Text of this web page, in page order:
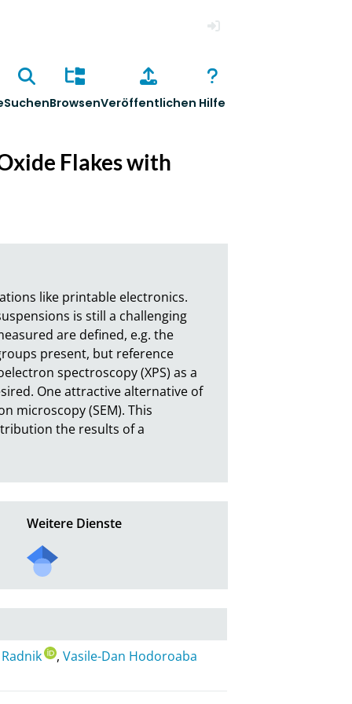
SuchenBrowsenVeröffentlichen Hilfe
Flakes with
like printable electronics.
is still a challenging
are defined, e.g. the
present, but reference
spectroscopy (XPS) as a
One attractive alternative of
microscopy (SEM). This
the results of a
Weitere Dienste
,Vasile-Dan Hodoroaba